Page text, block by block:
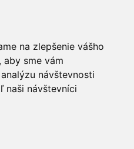
na zlepšenie vášho
sme vám
návštevnosti
naši návštevníci
nebude aj